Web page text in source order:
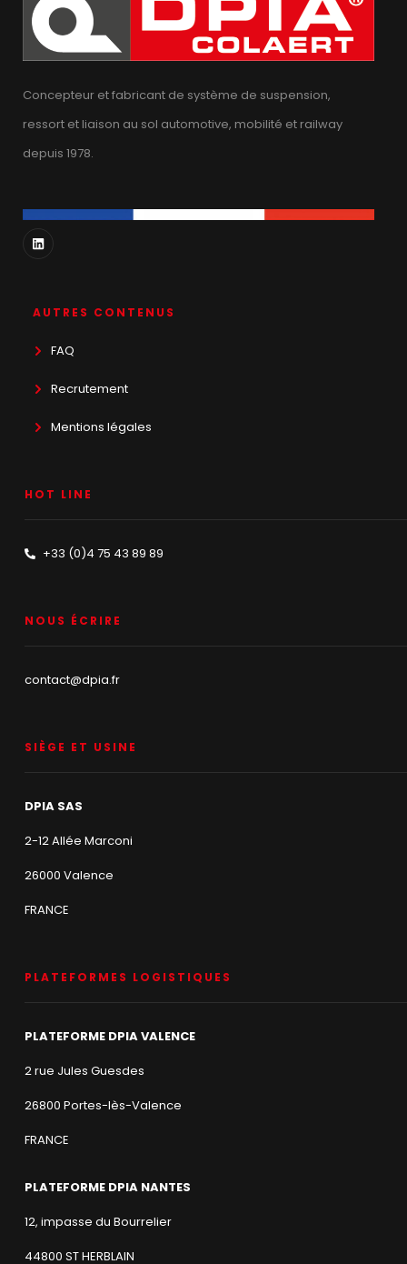
Concepteur et fabricant de système de suspension,
ressort et liaison au sol automotive, mobilité et railway
depuis 1978.
AUTRES CONTENUS
FAQ
Recrutement
Mentions légales
HOT LINE
+33 (0)4 75 43 89 89
NOUS ÉCRIRE
contact@dpia.fr
SIÈGE ET USINE
DPIA SAS
2-12 Allée Marconi
26000 Valence
FRANCE
PLATEFORMES LOGISTIQUES
PLATEFORME DPIA VALENCE
2 rue Jules Guesdes
26800 Portes-lès-Valence
FRANCE
PLATEFORME DPIA NANTES
12, impasse du Bourrelier
44800 ST HERBLAIN